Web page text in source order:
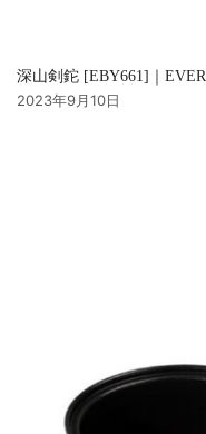
深山剣鉈 [EBY661]｜
2023年9月10日